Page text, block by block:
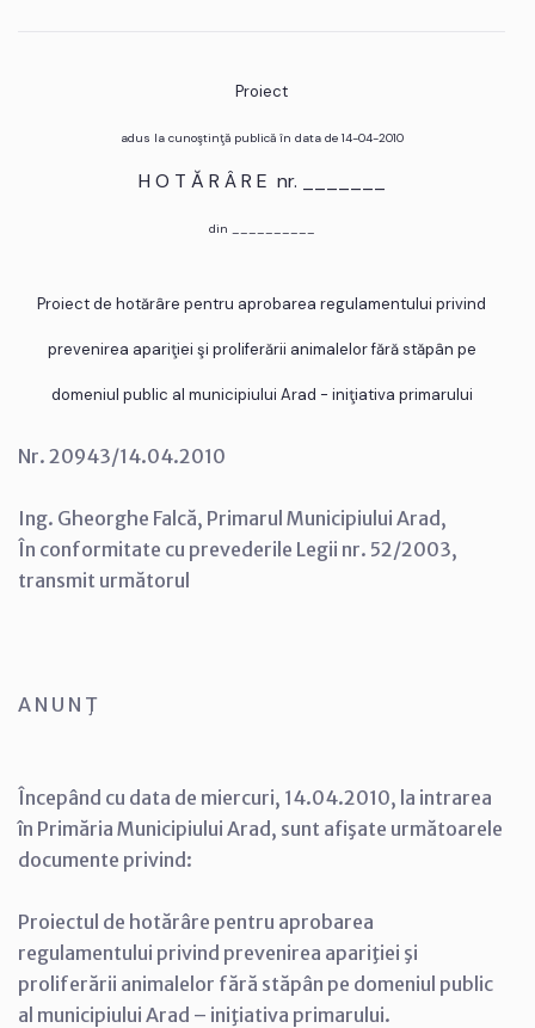
Proiect
adus la cunoştinţă publică în data de 14-04-2010
H O T Ă R Â R E nr. _______
din __________
Proiect de hotărâre pentru aprobarea regulamentului privind
prevenirea apariţiei şi proliferării animalelor fără stăpân pe
domeniul public al municipiului Arad - iniţiativa primarului
Nr. 20943/14.04.2010
Ing. Gheorghe Falcă, Primarul Municipiului Arad,
În conformitate cu prevederile Legii nr. 52/2003,
transmit următorul
A N U N Ţ
Începând cu data de miercuri, 14.04.2010, la intrarea
în Primăria Municipiului Arad, sunt afişate următoarele
documente privind:
Proiectul de hotărâre pentru aprobarea
regulamentului privind prevenirea apariţiei şi
proliferării animalelor fără stăpân pe domeniul public
al municipiului Arad – iniţiativa primarului.